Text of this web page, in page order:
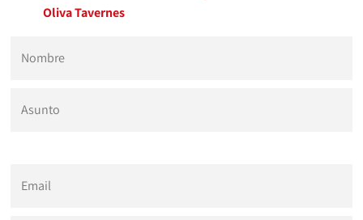
Oliva Tavernes